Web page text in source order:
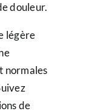
douleur.
légère
normales
de